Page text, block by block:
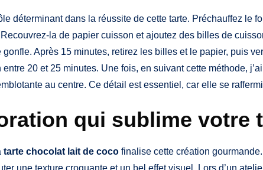
déterminant dans la réussite de cette tarte. Préchauffez le
la de papier cuisson et ajoutez des billes de
gonfle. Après 15 minutes, retirez les billes et le papier, puis
20 et 25 minutes. Une fois, en suivant cette méthode,
au centre. Ce détail est essentiel, car elle se
qui sublime votre
tarte chocolat lait de coco finalise cette création